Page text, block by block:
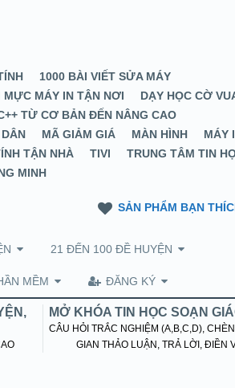
1000 BÀI VIẾT SỬA MÁY
MỰC MÁY IN TẬN NƠI
DẠY HỌC CỜ
TỪ CƠ BẢN ĐẾN NÂNG CAO
MÃ GIẢM GIÁ MÀN HÌNH MÁY
TẬN NHÀ TIVI
TRUNG TÂM TIN
MINH
SẢN PHẨM BẠN
21 ĐẾN 100 ĐỀ HUYỆN
MỀM ĐĂNG KÝ
MỞ KHÓA TIN HỌC SOẠN
CÂU HỎI TRẮC NGHIỆM (A,B,C,D),
GIAN THẢO LUẬN, TRẢ LỜI, ĐIỀN